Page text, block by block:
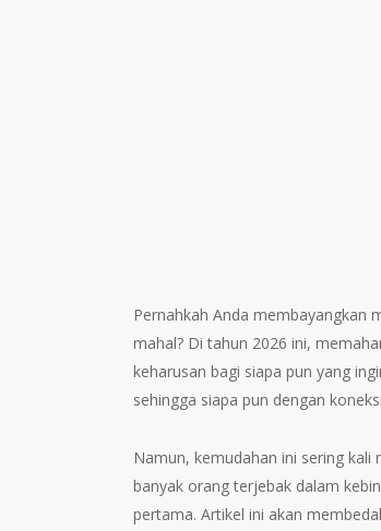
Pernahkah Anda membayangkan
mahal? Di tahun 2026 ini,
keharusan bagi siapa pun yang
sehingga siapa pun dengan
Namun, kemudahan ini sering kali
banyak orang terjebak dalam
pertama. Artikel ini akan